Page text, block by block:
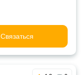
Связаться